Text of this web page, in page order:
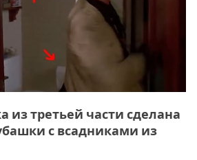
из третьей части сделана
с всадниками из